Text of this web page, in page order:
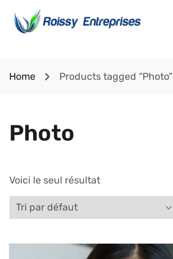
Home Products tagged “Photo”
Photo
Voici le seul résultat